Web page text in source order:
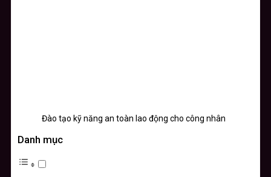
Đào tạo kỹ năng an toàn lao động cho công nhân
Danh mục